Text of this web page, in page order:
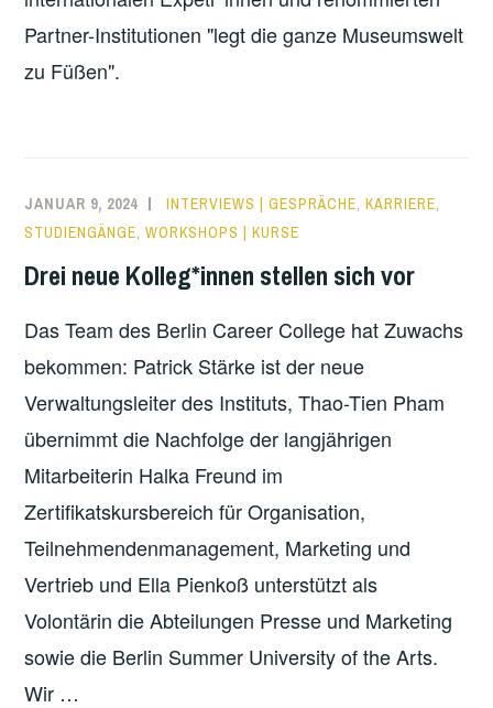
Partner-Institutionen "legt die ganze Museumswelt
zu Füßen".
JANUAR 9, 2024 INTERVIEWS | GESPRÄCHE,KARRIERE,
STUDIENGÄNGE,WORKSHOPS | KURSE
Drei neue Kolleg*innen stellen sich vor
Das Team des Berlin Career College hat Zuwachs
bekommen: Patrick Stärke ist der neue
Verwaltungsleiter des Instituts, Thao-Tien Pham
übernimmt die Nachfolge der langjährigen
Mitarbeiterin Halka Freund im
Zertifikatskursbereich für Organisation,
Teilnehmendenmanagement, Marketing und
Vertrieb und Ella Pienkoß unterstützt als
Volontärin die Abteilungen Presse und Marketing
sowie die Berlin Summer University of the Arts.
Wir …